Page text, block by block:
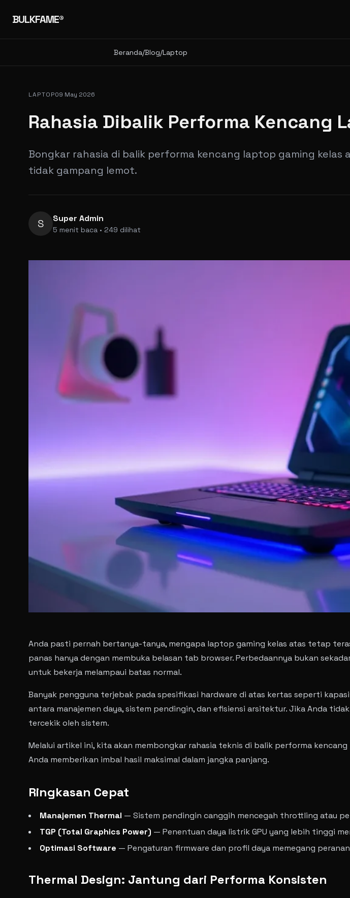
BULKFAME®
Beranda/Blog/Laptop
LAPTOP09 May 2026
Rahasia Dibalik Performa Kencang
Bongkar rahasia di balik performa kencang laptop gaming kelas
tidak gampang lemot.
S Super Admin
5 menit baca • 249 dilihat
Anda pasti pernah bertanya-tanya, mengapa laptop gaming kelas atas tetap
panas hanya dengan membuka belasan tab browser. Perbedaannya bukan
untuk bekerja melampaui batas normal.
Banyak pengguna terjebak pada spesifikasi hardware di atas kertas seperti
antara manajemen daya, sistem pendingin, dan efisiensi arsitektur. Jika Anda
tercekik oleh sistem.
Melalui artikel ini, kita akan membongkar rahasia teknis di balik performa
Anda memberikan imbal hasil maksimal dalam jangka panjang.
Ringkasan Cepat
Manajemen Thermal — Sistem pendingin canggih mencegah throttling atau
TGP (Total Graphics Power) — Penentuan daya listrik GPU yang lebih tinggi
Optimasi Software — Pengaturan firmware dan profil daya memegang
Thermal Design: Jantung dari Performa Konsisten